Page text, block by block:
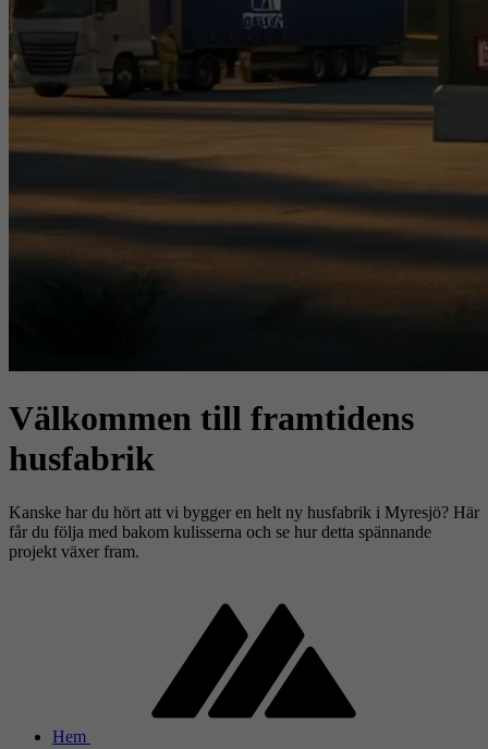
Välkommen till framtidens
husfabrik
Kanske har du hört att vi bygger en helt ny husfabrik i Myresjö? Här
får du följa med bakom kulisserna och se hur detta spännande
projekt växer fram.
Hem